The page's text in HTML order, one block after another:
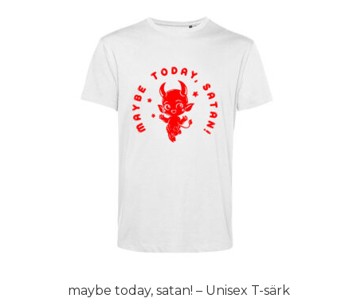
maybe today, satan! – Unisex T-särk